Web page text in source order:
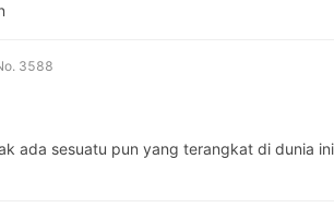
3588
ada sesuatu pun yang terangkat di dunia